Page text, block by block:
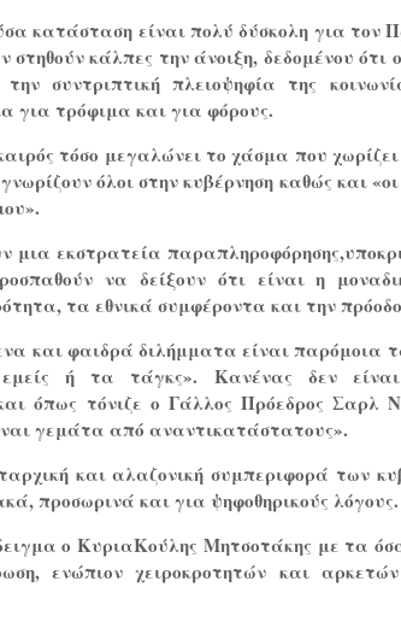
κατάσταση είναι πολύ δύσκολη για τον
στηθούν κάλπες την άνοιξη, δεδομένου ότι
συντριπτική πλειοψηφία της
για τρόφιμα και για φόρους.
τόσο μεγαλώνει το χάσμα που
όλοι στην κυβέρνηση καθώς και
μια εκστρατεία
να δείξουν ότι είναι η
τα εθνικά συμφέροντα και την
και φαιδρά διλήμματα είναι παρόμοια
ή τα τάγκς». Κανένας δεν
όπως τόνιζε ο Γάλλος Πρόεδρος Σαρλ
γεμάτα από αναντικατάστατους».
και αλαζονική συμπεριφορά των
προσωρινά και για ψηφοθηρικούς λόγους.
ο ΚυριαΚούλης Μητσοτάκης με τα
ενώπιον χειροκροτητών και